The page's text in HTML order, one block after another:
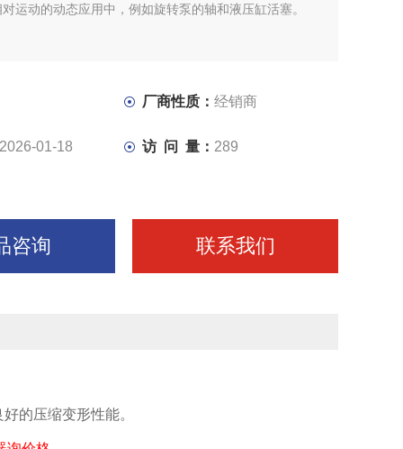
运动的动态应用中，例如旋转泵的轴和液压缸活塞。
厂商性质： 经销商
2026-01-18 访 问 量： 289
咨询 联系我们
的压缩变形性能。